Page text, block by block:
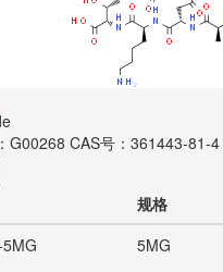
G00268 CAS号：361443-81-4
规格
5MG